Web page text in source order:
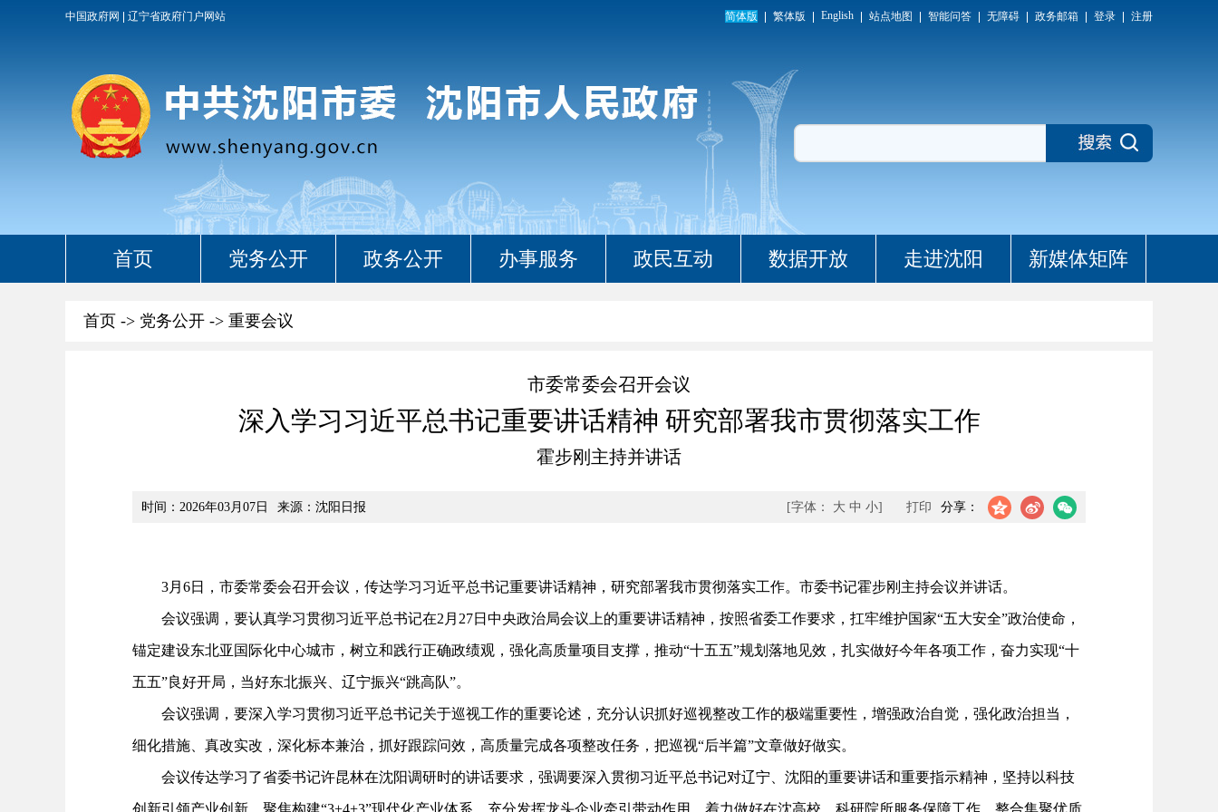
中国政府网 辽宁省政府门户网站 简体版 繁体版 English 站点地图 智能问答 无障碍 政务邮箱 登录 注册
首页 党务公开 政务公开 办事服务 政民互动 数据开放 走进沈阳 新媒体矩阵
首页 -> 党务公开 -> 重要会议
市委常委会召开会议
深入学习习近平总书记重要讲话精神 研究部署我市贯彻落实工作
霍步刚主持并讲话
时间：2026年03月07日 来源：沈阳日报 分享：
[字体： 大 中 小] 打印
3月6日，市委常委会召开会议，传达学习习近平总书记重要讲话精神，研究部署我市贯彻落实工作。市委书记霍步刚主持会议并讲话。
会议强调，要认真学习贯彻习近平总书记在2月27日中央政治局会议上的重要讲话精神，按照省委工作要求，扛牢维护国家“五大安全”政治使命，
锚定建设东北亚国际化中心城市，树立和践行正确政绩观，强化高质量项目支撑，推动“十五五”规划落地见效，扎实做好今年各项工作，奋力实现“十
五五”良好开局，当好东北振兴、辽宁振兴“跳高队”。
会议强调，要深入学习贯彻习近平总书记关于巡视工作的重要论述，充分认识抓好巡视整改工作的极端重要性，增强政治自觉，强化政治担当，
细化措施、真改实改，深化标本兼治，抓好跟踪问效，高质量完成各项整改任务，把巡视“后半篇”文章做好做实。
会议传达学习了省委书记许昆林在沈阳调研时的讲话要求，强调要深入贯彻习近平总书记对辽宁、沈阳的重要讲话和重要指示精神，坚持以科技
创新引领产业创新，聚焦构建“3+4+3”现代化产业体系，充分发挥龙头企业牵引带动作用，着力做好在沈高校、科研院所服务保障工作，整合集聚优质